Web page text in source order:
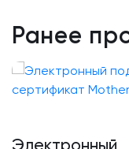
Ранее
Электронный